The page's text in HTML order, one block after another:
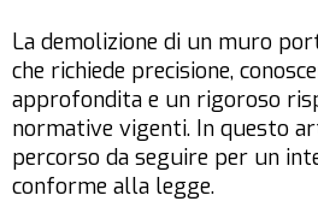
La demolizione di un muro
che richiede precisione,
approfondita e un rigoroso
normative vigenti. In questo
percorso da seguire per un
conforme alla legge.